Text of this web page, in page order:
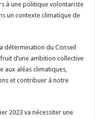
à une politique volontariste
un contexte climatique de
détermination du Conseil
d’une ambition collective
aux aléas climatiques,
et contribuer à notre
2023 va nécessiter une